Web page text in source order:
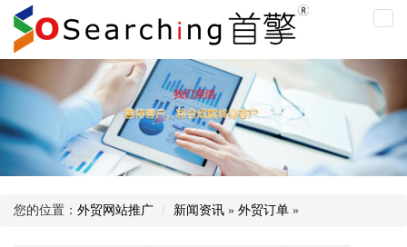
外
订
您的位置： 外贸网站推广 新闻资讯 » 外贸订单 »